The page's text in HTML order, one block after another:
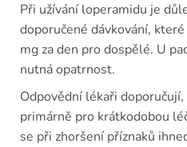
Při užívání loperamidu je
doporučené dávkování,
mg za den pro dospělé. U
nutná opatrnost.
Odpovědní lékaři
primárně pro krátkodobou
se při zhoršení příznaků